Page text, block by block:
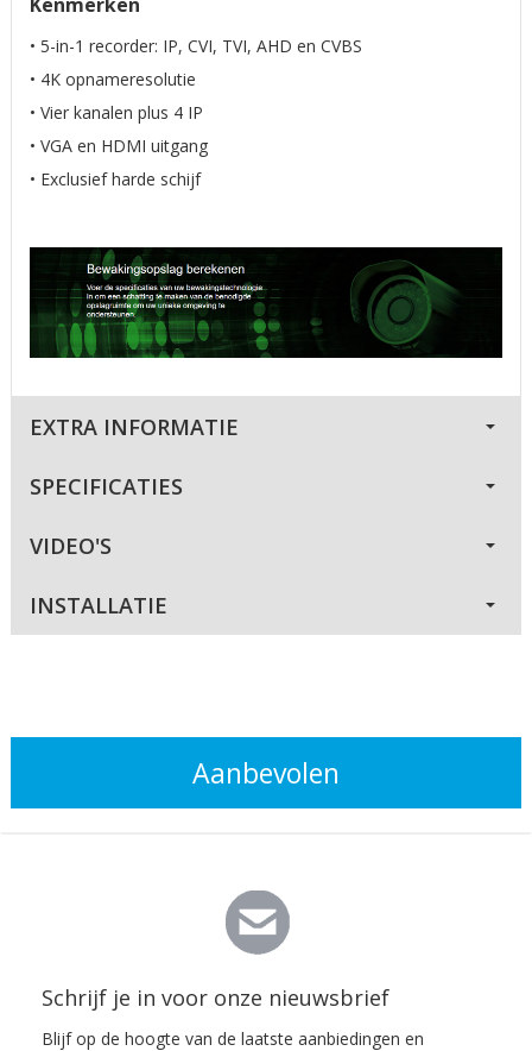
Aanbevolen
• 5-in-1 recorder: IP, CVI, TVI, AHD en CVBS
• 4K opnameresolutie
• Vier kanalen plus 4 IP
• VGA en HDMI uitgang
• Exclusief harde schijf
EXTRA INFORMATIE
SPECIFICATIES
VIDEO'S
INSTALLATIE
Schrijf je in voor onze nieuwsbrief
Blijf op de hoogte van de laatste aanbiedingen en